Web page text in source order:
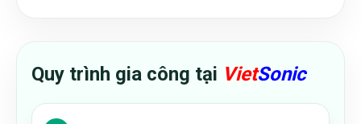
Quy trình gia công tại VietSonic